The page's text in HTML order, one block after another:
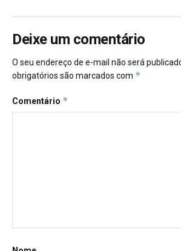
Deixe um comentário
O seu endereço de e-mail não será
obrigatórios são marcados com *
Comentário *